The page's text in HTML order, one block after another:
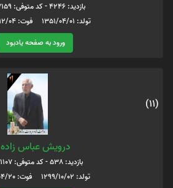
بازدید: 4246 - کد متوفی: 6097159
تولد: 1351/04/01 فوت: 1399/12/04
ورود به صفحه یادبود
(11)
درویش عباس زاده
بازدید: 538 - کد متوفی: 6131107
تولد: 1299/10/02 فوت: 1400/04/20